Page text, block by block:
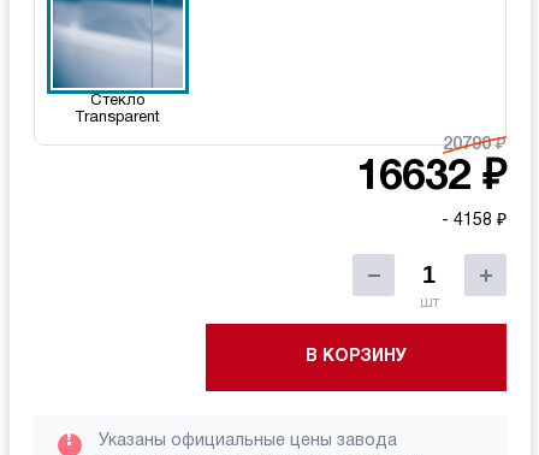
Стекло
Transparent
20790 ₽
16632 ₽
- 4158 ₽
шт
В КОРЗИНУ
!
Указаны официальные цены завода